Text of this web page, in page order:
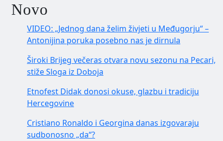
Novo
VIDEO: „Jednog dana želim živjeti u Međugorju“ –
Antonijina poruka posebno nas je dirnula
Široki Brijeg večeras otvara novu sezonu na Pecari,
stiže Sloga iz Doboja
Etnofest Didak donosi okuse, glazbu i tradiciju
Hercegovine
Cristiano Ronaldo i Georgina danas izgovaraju
sudbonosno „da“?